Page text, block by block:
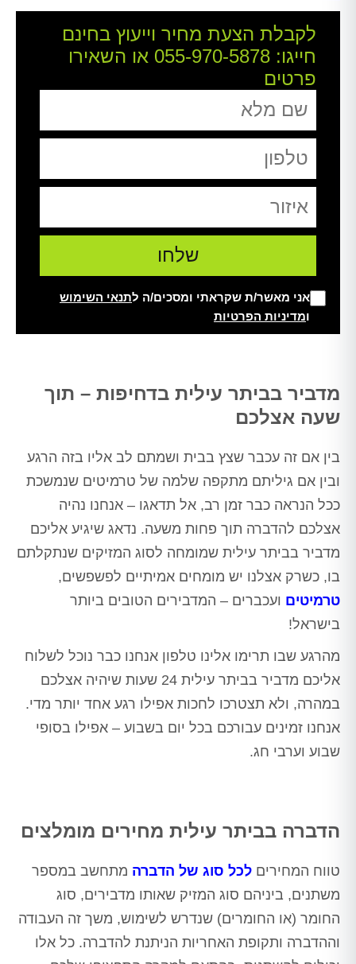
לקבלת הצעת מחיר וייעוץ בחינם
חייגו: 055-970-5878 או השאירו
פרטים
אני מאשר/ת שקראתי ומסכים/ה לתנאי השימוש
ומדיניות הפרטיות
מדביר בביתר עילית בדחיפות – תוך
שעה אצלכם
בין אם זה עכבר שצץ בבית ושמתם לב אליו בזה הרגע
ובין אם גיליתם מתקפה שלמה של טרמיטים שנמשכת
ככל הנראה כבר זמן רב, אל תדאגו – אנחנו נהיה
אצלכם להדברה תוך פחות משעה. נדאג שיגיע אליכם
מדביר בביתר עילית שמומחה לסוג המזיקים שנתקלתם
בו, כשרק אצלנו יש מומחים אמיתיים לפשפשים,
טרמיטים ועכברים – המדבירים הטובים ביותר
בישראל!
מהרגע שבו תרימו אלינו טלפון אנחנו כבר נוכל לשלוח
אליכם מדביר בביתר עילית 24 שעות שיהיה אצלכם
במהרה, ולא תצטרכו לחכות אפילו רגע אחד יותר מדי.
אנחנו זמינים עבורכם בכל יום בשבוע – אפילו בסופי
שבוע וערבי חג.
הדברה בביתר עילית מחירים מומלצים
טווח המחירים לכל סוג של הדברה מתחשב במספר
משתנים, ביניהם סוג המזיק שאותו מדבירים, סוג
החומר (או החומרים) שנדרש לשימוש, משך זה העבודה
וההדברה ותקופת האחריות הניתנת להדברה. כל אלו